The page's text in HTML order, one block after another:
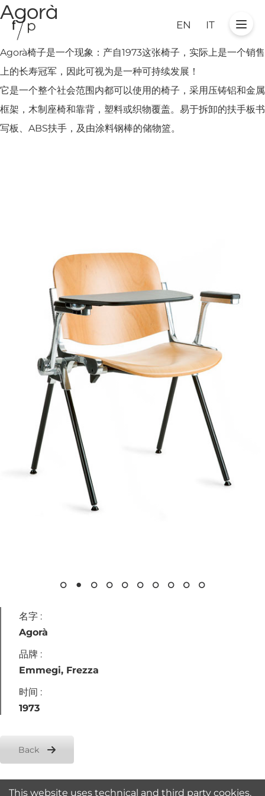
EN IT
设计工作室
產品
存檔
联系我们
Agorà
Agorà椅子是一个现象：产自1973这张椅子，实际上是一个销售
上的长寿冠军，因此可视为是一种可持续发展！
它是一个整个社会范围内都可以使用的椅子，采用压铸铝和金属
框架，木制座椅和靠背，塑料或织物覆盖。易于拆卸的扶手板书
写板、ABS扶手，及由涂料钢棒的储物篮。
名字 :
Agorà
品牌 :
Emmegi, Frezza
时间 :
1973
Back
This website uses technical and third party cookies.